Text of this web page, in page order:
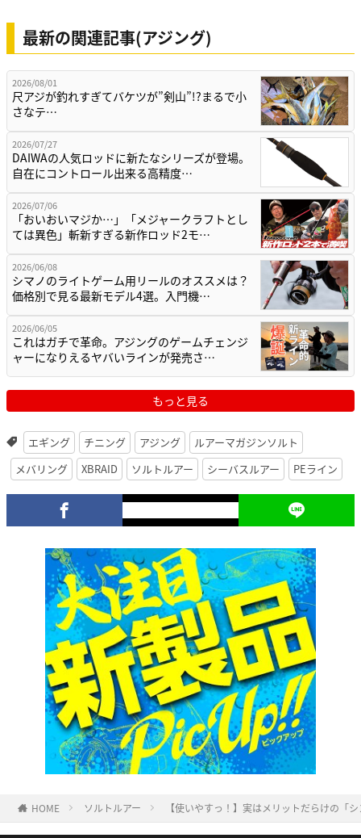
最新の関連記事(アジング)
2026/08/01
尺アジが釣れすぎてバケツが”剣山”!?まるで小
さなテ…
2026/07/27
DAIWAの人気ロッドに新たなシリーズが登場。
自在にコントロール出来る高精度…
2026/07/06
「おいおいマジか…」「メジャークラフトとし
ては異色」斬新すぎる新作ロッド2モ…
2026/06/08
シマノのライトゲーム用リールのオススメは？
価格別で見る最新モデル4選。入門機…
2026/06/05
これはガチで革命。アジングのゲームチェンジ
ャーになりえるヤバいラインが発売さ…
もっと見る
エギング チニング アジング
ルアーマガジンソルト
メバリング
XBRAID ソルトルアー シーバスルアー PEライン
HOME ソルトルアー 【使いやすっ！】実はメリットだらけの「